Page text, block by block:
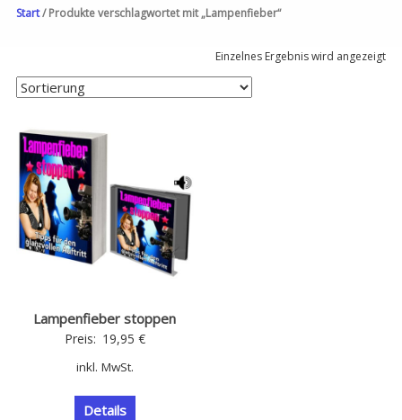
Start/ Produkte verschlagwortet mit „Lampenfieber“
Einzelnes Ergebnis wird angezeigt
Lampenfieber stoppen
Preis: 19,95 €
inkl. MwSt.
Details